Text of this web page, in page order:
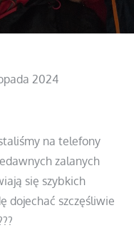
2024
na telefony
zalanych
się szybkich
dojechać szczęśliwie